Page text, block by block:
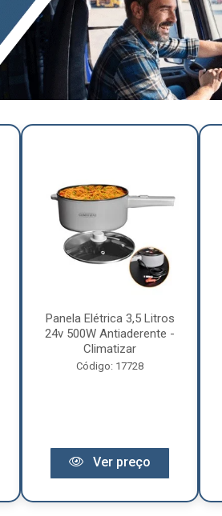
Panela Elétrica 3,5 Litros
24v 500W Antiaderente -
Climatizar
Código: 17728
Ver preço